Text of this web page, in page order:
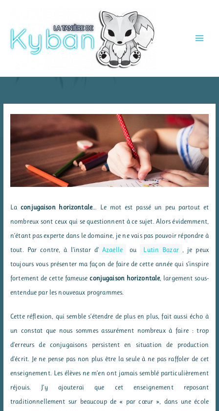
contenu
Laconjugaison horizontale… Le mot est passé un peu partout et
nombreux sont ceux qui se questionnent à ce sujet. Alors évidemment,
n’étant pas experte dans le domaine, je ne vais pas pouvoir répondre à
tout. Par contre, à l’instar d’ Azaelle ou Lutin Bazar , je peux
toujours vous présenter ma façon de faire de cette année qui s’inspire
fortement de cette fameuseconjugaison horizontale, largement sous-
entendue par les nouveaux programmes.
Cette réflexion, qui semble s’étendre de plus en plus, fait aussi écho à
un constat que nous sommes assurément nombreux à faire : trop
d’erreurs de conjugaisons persistent en situation de production
d’écrit. Je ne pense pas non plus être la seule à ne pas raffoler de cet
enseignement. Les élèves ne m’en ont jamais semblé particulièrement
réjouis. J’y ajouterai que cet enseignement reposant
traditionnellement sur beaucoup de « par cœur », dans une école